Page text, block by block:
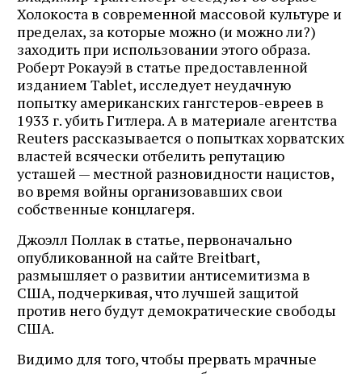
Холокоста в современной массовой культуре и
пределах, за которые можно (и можно ли?)
заходить при использовании этого образа.
Роберт Рокауэй в статье предоставленной
изданием Tablet, исследует неудачную
попытку американских гангстеров-евреев в
1933 г. убить Гитлера. А в материале агентства
Reuters рассказывается о попытках хорватских
властей всячески отбелить репутацию
усташей — местной разновидности нацистов,
во время войны организовавших свои
собственные концлагеря.
Джоэлл Поллак в статье, первоначально
опубликованной на сайте Breitbart,
размышляет о развитии антисемитизма в
США, подчеркивая, что лучшей защитой
против него будут демократические свободы
США.
Видимо для того, чтобы прервать мрачные